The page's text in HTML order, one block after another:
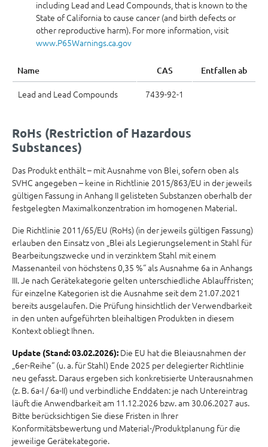
including Lead and Lead Compounds, that is known to the
State of California to cause cancer (and birth defects or
other reproductive harm). For more information, visit
www.P65Warnings.ca.gov
Name CAS Entfallen ab
Lead and Lead Compounds 7439-92-1
RoHs (Restriction of Hazardous
Substances)
Das Produkt enthält – mit Ausnahme von Blei, sofern oben als
SVHC angegeben – keine in Richtlinie 2015/863/EU in der jeweils
gültigen Fassung in Anhang II gelisteten Substanzen oberhalb der
festgelegten Maximalkonzentration im homogenen Material.
Die Richtlinie 2011/65/EU (RoHs) (in der jeweils gültigen Fassung)
erlauben den Einsatz von „Blei als Legierungselement in Stahl für
Bearbeitungszwecke und in verzinktem Stahl mit einem
Massenanteil von höchstens 0,35 %“ als Ausnahme 6a in Anhangs
III. Je nach Gerätekategorie gelten unterschiedliche Ablauffristen;
für einzelne Kategorien ist die Ausnahme seit dem 21.07.2021
bereits ausgelaufen. Die Prüfung hinsichtlich der Verwendbarkeit
in den unten aufgeführten bleihaltigen Produkten in diesem
Kontext obliegt Ihnen.
Update (Stand: 03.02.2026): Die EU hat die Bleiausnahmen der
„6er-Reihe“ (u. a. für Stahl) Ende 2025 per delegierter Richtlinie
neu gefasst. Daraus ergeben sich konkretisierte Unterausnahmen
(z. B. 6a-I / 6a-II) und verbindliche Enddaten: je nach Untereintrag
läuft die Anwendbarkeit am 11.12.2026 bzw. am 30.06.2027 aus.
Bitte berücksichtigen Sie diese Fristen in Ihrer
Konformitätsbewertung und Material-/Produktplanung für die
jeweilige Gerätekategorie.